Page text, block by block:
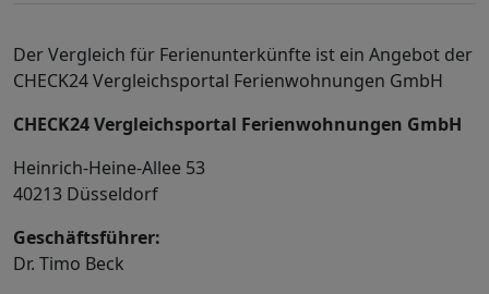
Der Vergleich für Ferienunterkünfte ist ein Angebot der
CHECK24 Vergleichsportal Ferienwohnungen GmbH
CHECK24 Vergleichsportal Ferienwohnungen GmbH
Heinrich-Heine-Allee 53
40213 Düsseldorf
Geschäftsführer:
Dr. Timo Beck